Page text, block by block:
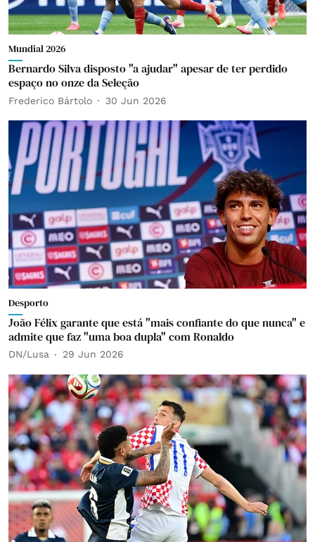
Mundial 2026
Bernardo Silva disposto "a ajudar" apesar de ter perdido
espaço no onze da Seleção
Frederico Bártolo 30 Jun 2026
Desporto
João Félix garante que está "mais confiante do que nunca" e
admite que faz "uma boa dupla" com Ronaldo
DN/Lusa 29 Jun 2026